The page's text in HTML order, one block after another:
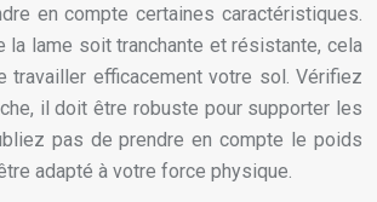
en compte certaines caractéristiques.
la lame soit tranchante et résistante, cela
travailler efficacement votre sol. Vérifiez
il doit être robuste pour supporter les
pas de prendre en compte le poids
adapté à votre force physique.